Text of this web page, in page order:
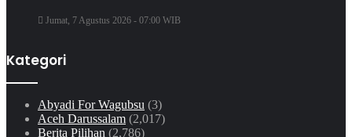
Jumat, 7 Agustus 2026 - 07:00 WIB
Kategori
Abyadi For Wagubsu (3)
Aceh Darussalam (2,017)
Berita Pilihan (2,786)